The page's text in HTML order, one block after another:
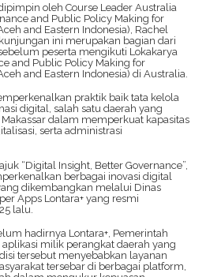
oleh Course Leader Australia
and Public Policy Making for
and Eastern Indonesia), Rachel
ini merupakan bagian dari
peserta mengikuti Lokakarya
and Public Policy Making for
and Eastern Indonesia) di Australia.
praktik baik tata kelola
digital, salah satu daerah yang
dalam memperkuat kapasitas
serta administrasi
“Digital Insight, Better Governance”,
berbagai inovasi digital
dikembangkan melalui Dinas
Apps Lontara+ yang resmi
lalu.
hadirnya Lontara+, Pemerintah
milik perangkat daerah yang
tersebut menyebabkan layanan
tersebar di berbagai platform,